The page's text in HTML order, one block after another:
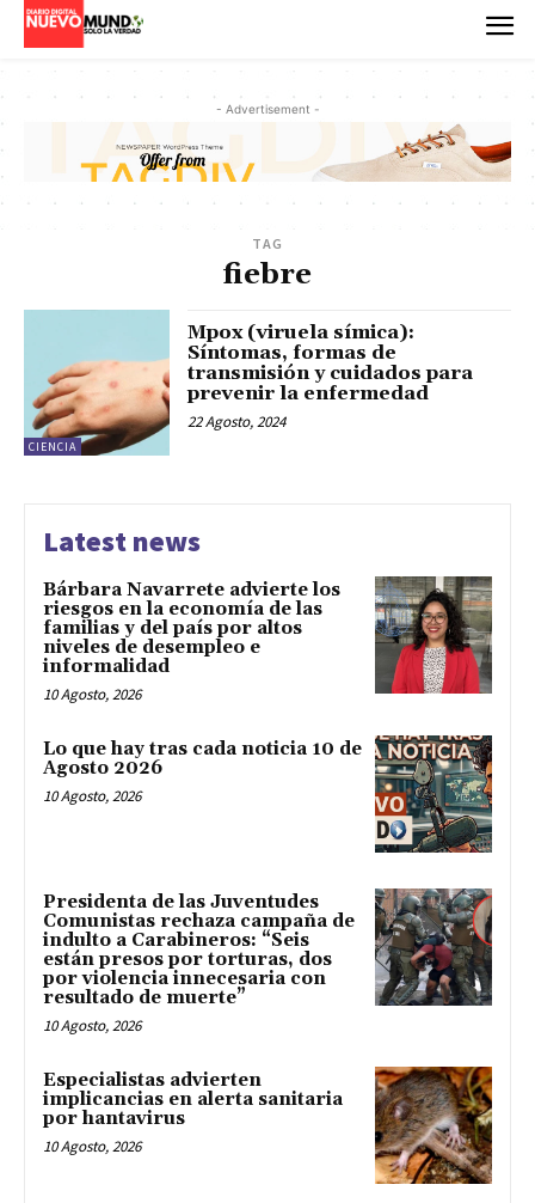
- Advertisement -
TAG
fiebre
CIENCIA
Mpox (viruela símica):
Síntomas, formas de
transmisión y cuidados para
prevenir la enfermedad
22 Agosto, 2024
Latest news
Bárbara Navarrete advierte los
riesgos en la economía de las
familias y del país por altos
niveles de desempleo e
informalidad
10 Agosto, 2026
Lo que hay tras cada noticia 10 de
Agosto 2026
10 Agosto, 2026
Presidenta de las Juventudes
Comunistas rechaza campaña de
indulto a Carabineros: “Seis
están presos por torturas, dos
por violencia innecesaria con
resultado de muerte”
10 Agosto, 2026
Especialistas advierten
implicancias en alerta sanitaria
por hantavirus
10 Agosto, 2026